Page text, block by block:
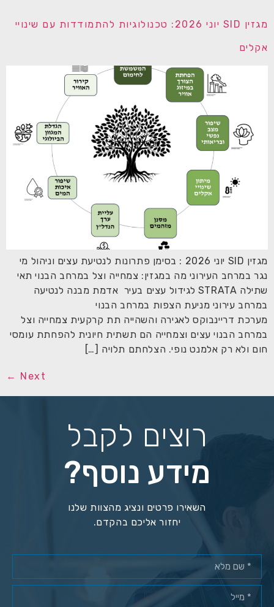
מגזין SID יוני 2026: טכנולוגיות להתמודדות עם שינויי
אקלים
מגזין SID יוני 2026 : בסימן פתרונות לנטיעת עצים וניהול מי
נגר במרחב העירוני מה במגזין: צמחייה וצל במרחב הבנוי תאי
שתילה STRATA לגידול עצים בעיר אדמת מבנה לנטיעה
במרחב עירוני מניעת הצפות במרחב הבנוי
מערכת דריינבוקס לאגירה והשהייה תת קרקעית צמחייה וצל
במרחב הבנוי עצים וצמחייה הם תשתית חיונית להפחתת עומסי
חום ולא רק אלמנט נופי. הצלחתם תלויה […]
Next
←
רוצים לקבל
מידע נוסף?
השאירו פרטים ונציג מהצוות שלנו
יחזור אליכם בהקדם.